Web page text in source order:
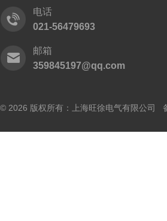
电话
021-56479693
邮箱
359845197@qq.com
© 2026 版权所有：上海旺徐电气有限公司